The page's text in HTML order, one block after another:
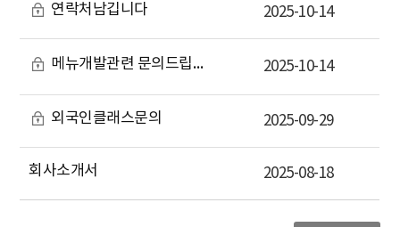
연락처남깁니다 2025-10-14
메뉴개발관련 문의드립니다 답변완료2025-10-14
외국인클래스문의 2025-09-29
회사소개서 2025-08-18